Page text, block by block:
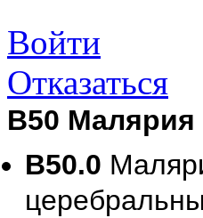
Войти
Отказаться
B50
B50.0